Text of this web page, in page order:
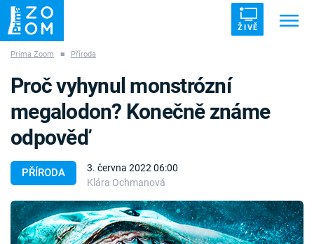
ŽIVĚ
ZÁHADY VETŘELCI DÁVNOVĚKU
Témata
Témata
Prima Zoom ■ Příroda
PŘÍRODA
3. června 2022 06:00
Klára Ochmanová
Proč vyhynul monstrózní
megalodon? Konečně známe
odpověď